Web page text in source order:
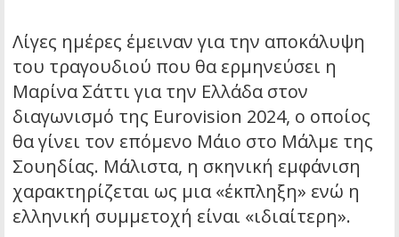
Λίγες ημέρες έμειναν για την αποκάλυψη
του τραγουδιού που θα ερμηνεύσει η
Μαρίνα Σάττι για την Ελλάδα στον
διαγωνισμό της Eurovision 2024, ο οποίος
θα γίνει τον επόμενο Μάιο στο Μάλμε της
Σουηδίας. Μάλιστα, η σκηνική εμφάνιση
χαρακτηρίζεται ως μια «έκπληξη» ενώ η
ελληνική συμμετοχή είναι «ιδιαίτερη».